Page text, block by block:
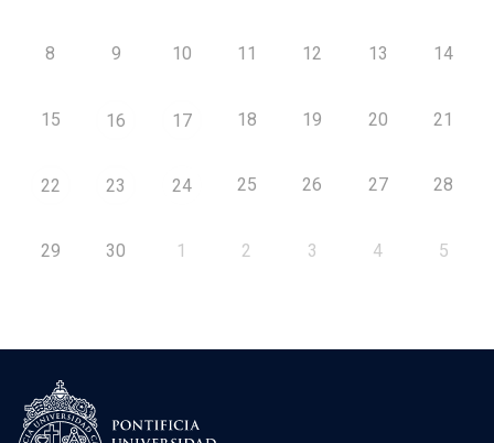
8 9 10 11 12 13 14
15 16 17 18 19 20 21
22 23 24 25 26 27 28
29 30 1 2 3 4 5